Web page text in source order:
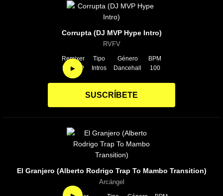
►
Corrupta (DJ MVP Hype Intro)
RVFV
Remixer
DJ MVP
Tipo
Intros
Género
Dancehall
BPM
100
SUSCRÍBETE
El Granjero (Alberto Rodrigo Trap To Mambo Transition)
Arcángel